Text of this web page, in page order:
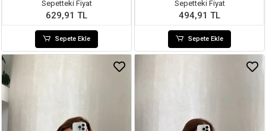
Sepetteki Fiyat
629,91 TL
Sepete Ekle
Sepetteki Fiyat
494,91 TL
Sepete Ekle